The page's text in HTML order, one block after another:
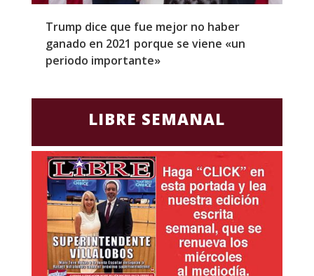
Trump dice que fue mejor no haber
ganado en 2021 porque se viene «un
periodo importante»
LIBRE SEMANAL